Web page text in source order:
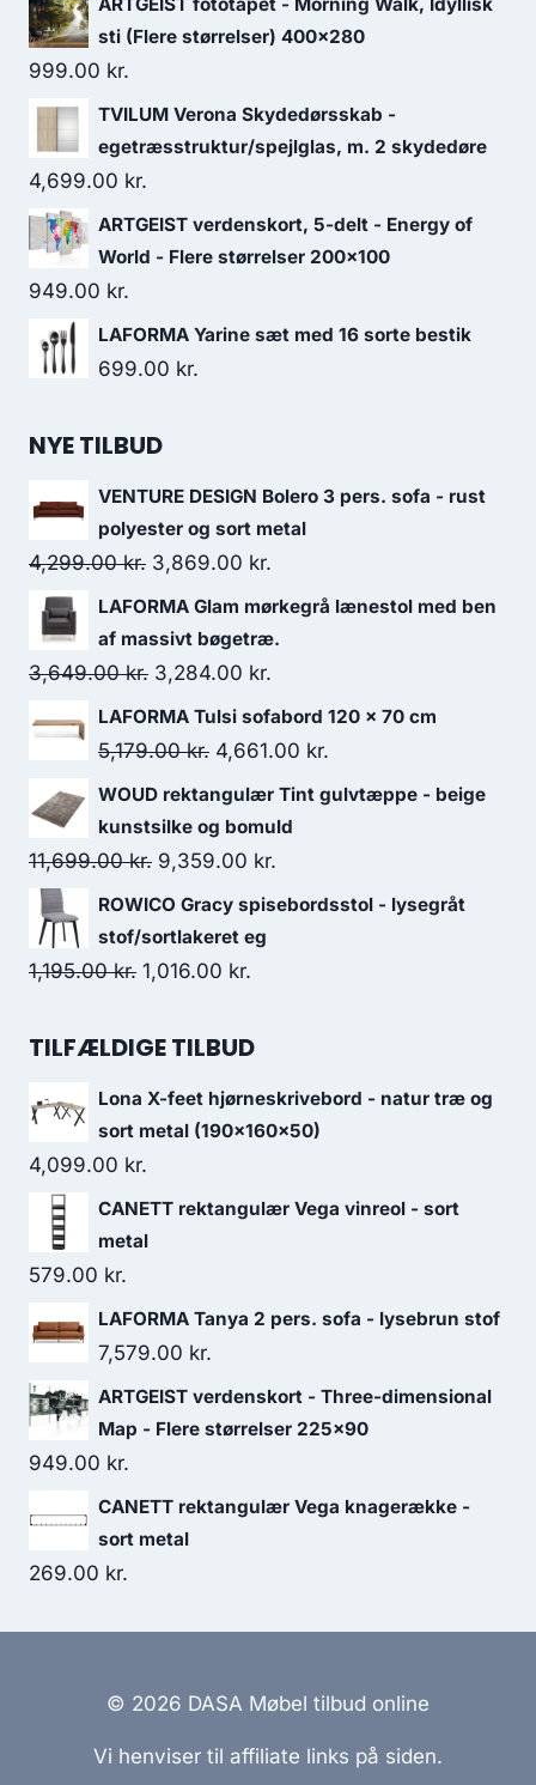
sti (Flere størrelser) 400x280
999.00 kr.
TVILUM Verona Skydedørsskab -
egetræsstruktur/spejlglas, m. 2 skydedøre
4,699.00 kr.
ARTGEIST verdenskort, 5-delt - Energy of
World - Flere størrelser 200x100
949.00 kr.
LAFORMA Yarine sæt med 16 sorte bestik
699.00 kr.
NYE TILBUD
VENTURE DESIGN Bolero 3 pers. sofa - rust
polyester og sort metal
4,299.00kr. 3,869.00 kr.
LAFORMA Glam mørkegrå lænestol med ben
af massivt bøgetræ.
3,649.00kr. 3,284.00 kr.
LAFORMA Tulsi sofabord 120 x 70 cm
5,179.00kr. 4,661.00 kr.
WOUD rektangulær Tint gulvtæppe - beige
kunstsilke og bomuld
11,699.00kr. 9,359.00 kr.
ROWICO Gracy spisebordsstol - lysegråt
stof/sortlakeret eg
1,195.00kr. 1,016.00 kr.
TILFÆLDIGE TILBUD
Lona X-feet hjørneskrivebord - natur træ og
sort metal (190x160x50)
4,099.00 kr.
CANETT rektangulær Vega vinreol - sort
metal
579.00 kr.
LAFORMA Tanya 2 pers. sofa - lysebrun stof
7,579.00 kr.
ARTGEIST verdenskort - Three-dimensional
Map - Flere størrelser 225x90
949.00 kr.
CANETT rektangulær Vega knagerække -
sort metal
269.00 kr.
© 2026 DASA Møbel tilbud online
Vi henviser til affiliate links på siden.